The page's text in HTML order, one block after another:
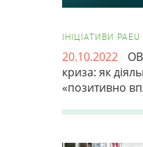
ІНІЦІАТИВИ PAEU
20.10.2022
криза: як
«позитивно